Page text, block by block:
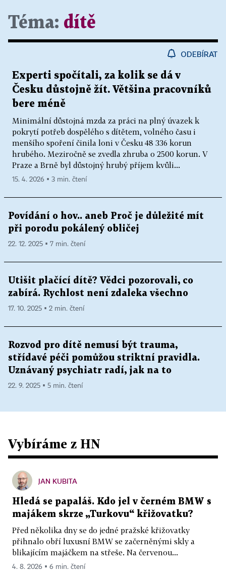
Téma: dítě
ODEBÍRAT
Experti spočítali, za kolik se dá v
Česku důstojně žít. Většina pracovníků
bere méně
Minimální důstojná mzda za práci na plný úvazek k
pokrytí potřeb dospělého s dítětem, volného času i
menšího spoření činila loni v Česku 48 336 korun
hrubého. Meziročně se zvedla zhruba o 2500 korun. V
Praze a Brně byl důstojný hrubý příjem kvůli...
15. 4. 2026 ▪ 3 min. čtení
Povídání o hov.. aneb Proč je důležité mít
při porodu pokálený obličej
22. 12. 2025 ▪ 7 min. čtení
Utišit plačící dítě? Vědci pozorovali, co
zabírá. Rychlost není zdaleka všechno
17. 10. 2025 ▪ 2 min. čtení
Rozvod pro dítě nemusí být trauma,
střídavé péči pomůžou striktní pravidla.
Uznávaný psychiatr radí, jak na to
22. 9. 2025 ▪ 5 min. čtení
Vybíráme z HN
JAN KUBITA
Hledá se papaláš. Kdo jel v černém BMW s
majákem skrze „Turkovu“ křižovatku?
Před několika dny se do jedné pražské křižovatky
přihnalo obří luxusní BMW se začerněnými skly a
blikajícím majáčkem na střeše. Na červenou...
4. 8. 2026 ▪ 6 min. čtení